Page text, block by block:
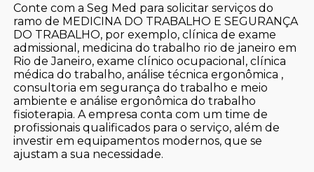
Conte com a Seg Med para solicitar serviços do
ramo de MEDICINA DO TRABALHO E SEGURANÇA
DO TRABALHO, por exemplo, clínica de exame
admissional, medicina do trabalho rio de janeiro em
Rio de Janeiro, exame clínico ocupacional, clínica
médica do trabalho, análise técnica ergonômica ,
consultoria em segurança do trabalho e meio
ambiente e análise ergonômica do trabalho
fisioterapia. A empresa conta com um time de
profissionais qualificados para o serviço, além de
investir em equipamentos modernos, que se
ajustam a sua necessidade.